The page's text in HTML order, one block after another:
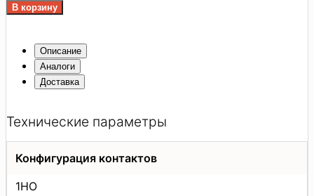
Описание
Аналоги
Доставка
Технические параметры
Конфигурация контактов
1НО